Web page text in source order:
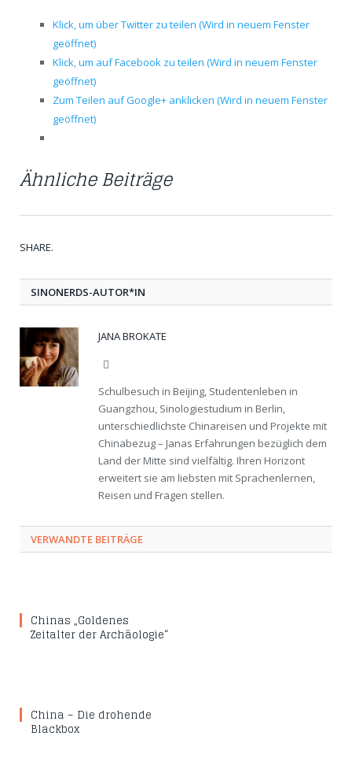
Klick, um über Twitter zu teilen (Wird in neuem Fenster
geöffnet)
Klick, um auf Facebook zu teilen (Wird in neuem Fenster
geöffnet)
Zum Teilen auf Google+ anklicken (Wird in neuem Fenster
geöffnet)
Ähnliche Beiträge
SHARE.
SINONERDS-AUTOR*IN
JANA BROKATE
Schulbesuch in Beijing, Studentenleben in
Guangzhou, Sinologiestudium in Berlin,
unterschiedlichste Chinareisen und Projekte mit
Chinabezug – Janas Erfahrungen bezüglich dem
Land der Mitte sind vielfältig. Ihren Horizont
erweitert sie am liebsten mit Sprachenlernen,
Reisen und Fragen stellen.
VERWANDTE BEITRÄGE
Chinas „Goldenes
Zeitalter der Archäologie“
China – Die drohende
Blackbox